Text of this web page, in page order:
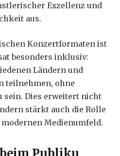
Exzellenz und
aus.
Konzertformaten ist
besonders inklusiv:
Ländern und
teilnehmen, ohne
sein. Dies erweitert nicht
stärkt auch die Rolle
Medienumfeld.